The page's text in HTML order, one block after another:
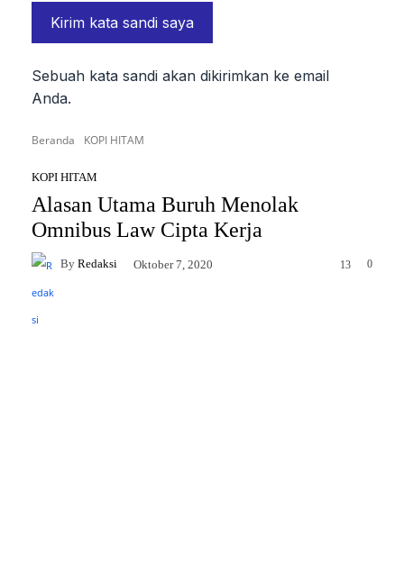
Sebuah kata sandi akan dikirimkan ke email
Anda.
Beranda KOPI HITAM
KOPI HITAM
Alasan Utama Buruh Menolak
Omnibus Law Cipta Kerja
By Redaksi Oktober 7, 2020 0
13